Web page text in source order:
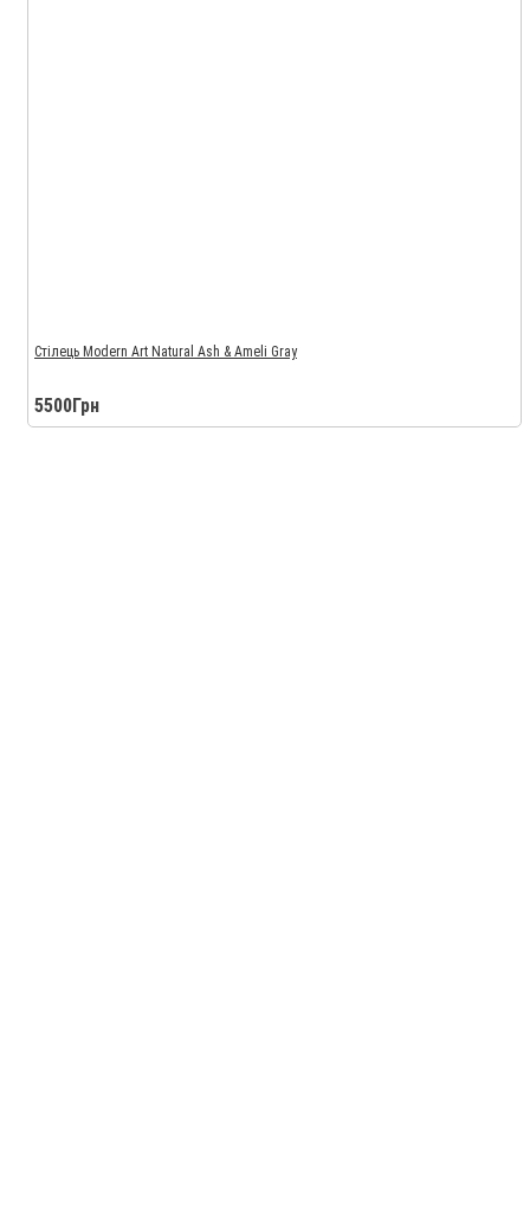
Стілець Modern Art Natural Ash & Ameli Gray
5500Грн